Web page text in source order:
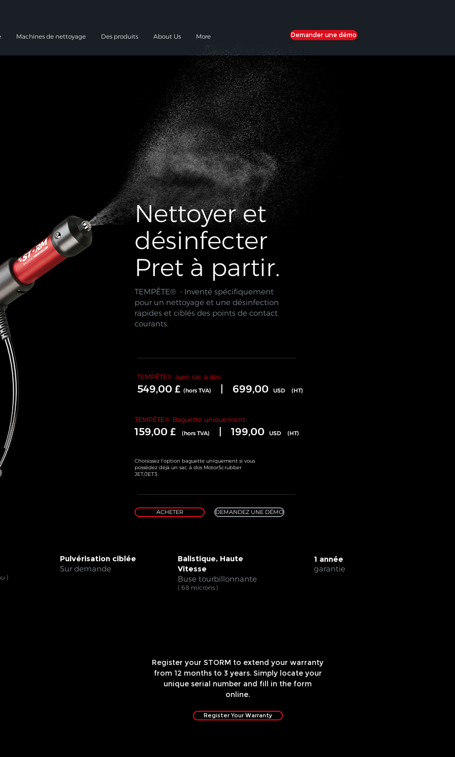
Machines de nettoyage Des produits About Us More Demander une démo
Nettoyer et
désinfecter
Pret à partir.
TEMPÊTE® - Inventé spécifiquement
pour un nettoyage et une désinfection
rapides et ciblés des points de contact
courants.
TEMPÊTE® avec sac à dos
549,00 £ (hors TVA) 699,00 USD (HT)
TEMPÊTE® Baguette uniquement
159,00 £ (hors TVA) 199,00 USD (HT)
Choisissez l'option baguette uniquement si vous
possédez déjà un sac à dos MotorScrubber
JET/JET3.
ACHETER DEMANDEZ UNE DÉMO
)
Pulvérisation ciblée
Sur demande
Balistique, Haute
Vitesse
Buse tourbillonnante
( 68 microns )
1 année
garantie
Register your STORM to extend your warranty
from 12 months to 3 years. Simply locate your
unique serial number and fill in the form
online.
Register Your Warranty